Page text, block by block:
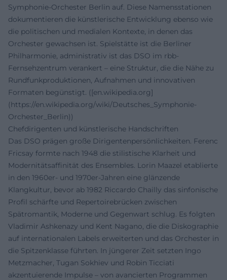
Symphonie-Orchester Berlin auf. Diese Namensstationen
dokumentieren die künstlerische Entwicklung ebenso wie
die politischen und medialen Kontexte, in denen das
Orchester gewachsen ist. Spielstätte ist die Berliner
Philharmonie, administrativ ist das DSO im rbb-
Fernsehzentrum verankert – eine Struktur, die die Nähe zu
Rundfunkproduktionen, Aufnahmen und innovativen
Formaten begünstigt. ([en.wikipedia.org]
(https://en.wikipedia.org/wiki/Deutsches_Symphonie-
Orchester_Berlin))
Chefdirigenten und künstlerische Handschriften
Das DSO prägen große Dirigentenpersönlichkeiten. Ferenc
Fricsay formte nach 1948 die stilistische Klarheit und
Modernitätsaffinität des Ensembles. Lorin Maazel etablierte
in den 1960er- und 1970er-Jahren eine glänzende
Klangkultur, bevor ab 1982 Riccardo Chailly das sinfonische
Profil schärfte und Repertoirebrücken zwischen
Spätromantik, Moderne und Gegenwart schlug. Es folgten
Vladimir Ashkenazy und Kent Nagano, die die Diskographie
auf internationalen Labels erweiterten und das Orchester in
die Spitzenklasse führten. In jüngerer Zeit setzten Ingo
Metzmacher, Tugan Sokhiev und Robin Ticciati
akzentuierende Impulse – von avancierten Programmen